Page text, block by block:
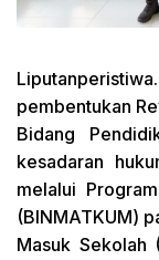
pembentukan
Bidang
kesadaran
melalui
(BINMATKUM)
Masuk Sekolah